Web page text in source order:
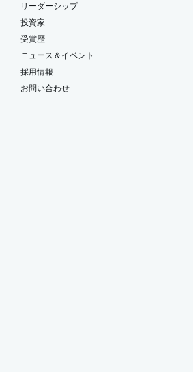
リーダーシップ
投資家
受賞歴
ニュース＆イベント
採用情報
お問い合わせ